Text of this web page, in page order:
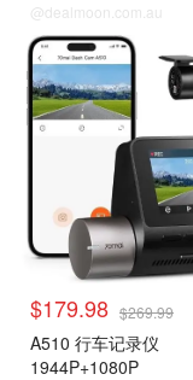
@dealmoon.com.au
$179.98 $269.99
A510 行车记录仪
1944P+1080P